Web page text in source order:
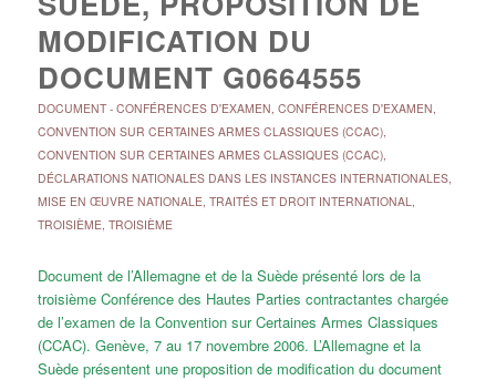
MODIFICATION DU
DOCUMENT G0664555
DOCUMENT- CONFÉRENCES D'EXAMEN, CONFÉRENCES D'EXAMEN,
CONVENTION SUR CERTAINES ARMES CLASSIQUES (CCAC),
CONVENTION SUR CERTAINES ARMES CLASSIQUES (CCAC),
DÉCLARATIONS NATIONALES DANS LES INSTANCES INTERNATIONALES,
MISE EN ŒUVRE NATIONALE, TRAITÉS ET DROIT INTERNATIONAL,
TROISIÈME, TROISIÈME
Document de l’Allemagne et de la Suède présenté lors de la
troisième Conférence des Hautes Parties contractantes chargée
de l’examen de la Convention sur Certaines Armes Classiques
(CCAC). Genève, 7 au 17 novembre 2006. L’Allemagne et la
Suède présentent une proposition de modification du document